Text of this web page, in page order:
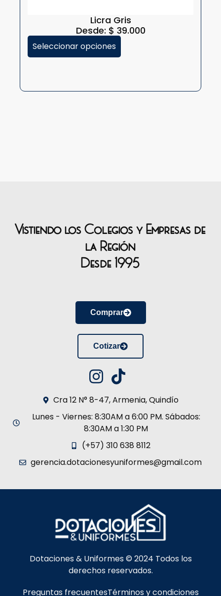
Licra Gris
Desde: $ 39.000
Seleccionar opciones
Vistiendo los Colegios y Empresas de
la Región
Desde 1995
Comprar
Cotizar
Cra 12 N° 8-47, Armenia, Quindío
Lunes - Viernes: 8:30AM a 6:00 PM. Sábados:
8:30AM a 1:30 PM
(+57) 310 638 8112
gerencia.dotacionesyuniformes@gmail.com
Dotaciones & Uniformes © 2024 Todos los
derechos reservados.
Preguntas frecuentesTérminos y condiciones